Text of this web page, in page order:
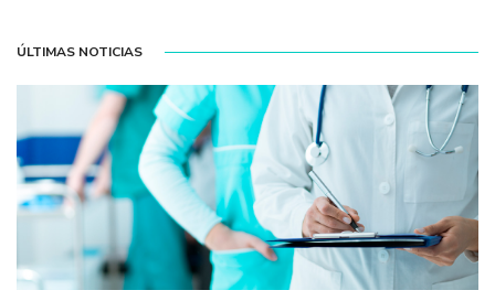
ÚLTIMAS NOTICIAS